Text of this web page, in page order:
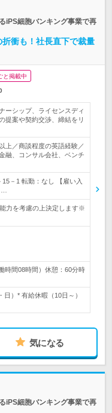
iPS細胞バンキング事業で再
衝も！社長直下で裁量
と掲載中
ーシップ、ライセンスディ
提案や契約交渉、締結をリ
上／商談程度の英語経験／
融、コンサル会社、ベンチ
－1 転勤：なし 【雇い入
力を考慮の上決定します※
時間08時間）休憩：60分時
日）* 有給休暇（10日～）
気になる
iPS細胞バンキング事業で再